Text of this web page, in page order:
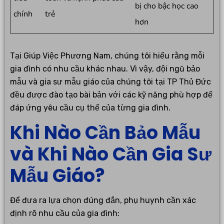
chính
trẻ
bị cho bậc học cao
hơn
Tại Giúp Việc Phương Nam, chúng tôi hiểu rằng mỗi
gia đình có nhu cầu khác nhau. Vì vậy, đội ngũ bảo
mẫu và gia sư mẫu giáo của chúng tôi tại TP Thủ Đức
đều được đào tạo bài bản với các kỹ năng phù hợp để
đáp ứng yêu cầu cụ thể của từng gia đình.
Khi Nào Cần Bảo Mẫu
và Khi Nào Cần Gia Sư
Mẫu Giáo?
Để đưa ra lựa chọn đúng đắn, phụ huynh cần xác
định rõ nhu cầu của gia đình: